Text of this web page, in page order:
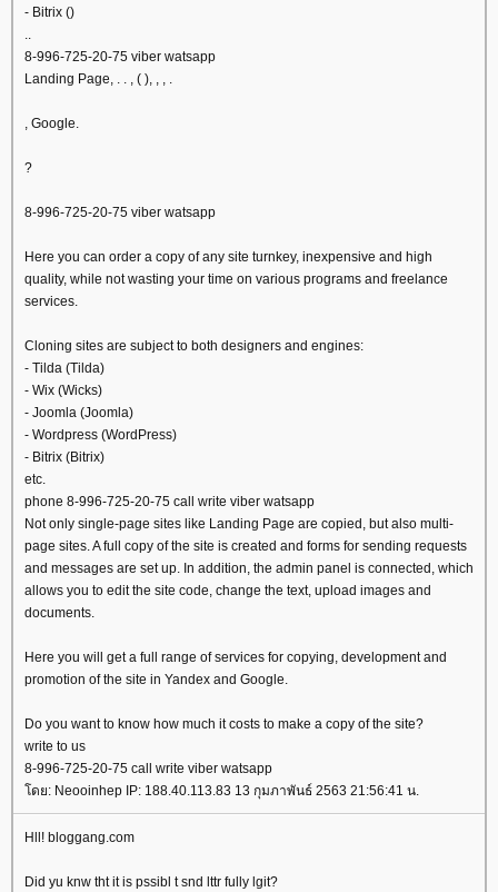
- Bitrix ()
..
8-996-725-20-75 viber watsapp
Landing Page, . . , ( ), , , .
, Google.
?
8-996-725-20-75 viber watsapp
Here you can order a copy of any site turnkey, inexpensive and high
quality, while not wasting your time on various programs and freelance
services.
Cloning sites are subject to both designers and engines:
- Tilda (Tilda)
- Wix (Wicks)
- Joomla (Joomla)
- Wordpress (WordPress)
- Bitrix (Bitrix)
etc.
phone 8-996-725-20-75 call write viber watsapp
Not only single-page sites like Landing Page are copied, but also multi-
page sites. A full copy of the site is created and forms for sending requests
and messages are set up. In addition, the admin panel is connected, which
allows you to edit the site code, change the text, upload images and
documents.
Here you will get a full range of services for copying, development and
promotion of the site in Yandex and Google.
Do you want to know how much it costs to make a copy of the site?
write to us
8-996-725-20-75 call write viber watsapp
ดย: Neooinhep IP: 188.40.113.83 13 กุมภาพันธ์ 2563 21:56:41 น.
Hll! bloggang.com
Did yu knw tht it is pssibl t snd lttr fully lgit?